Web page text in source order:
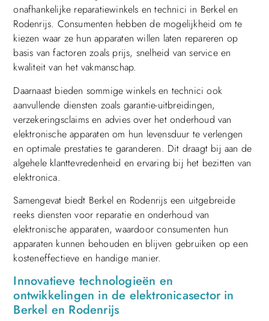
onafhankelijke reparatiewinkels en technici in Berkel en
Rodenrijs. Consumenten hebben de mogelijkheid om te
kiezen waar ze hun apparaten willen laten repareren op
basis van factoren zoals prijs, snelheid van service en
kwaliteit van het vakmanschap.
Daarnaast bieden sommige winkels en technici ook
aanvullende diensten zoals garantie-uitbreidingen,
verzekeringsclaims en advies over het onderhoud van
elektronische apparaten om hun levensduur te verlengen
en optimale prestaties te garanderen. Dit draagt bij aan de
algehele klanttevredenheid en ervaring bij het bezitten van
elektronica.
Samengevat biedt Berkel en Rodenrijs een uitgebreide
reeks diensten voor reparatie en onderhoud van
elektronische apparaten, waardoor consumenten hun
apparaten kunnen behouden en blijven gebruiken op een
kosteneffectieve en handige manier.
Innovatieve technologieën en
ontwikkelingen in de elektronicasector in
Berkel en Rodenrijs